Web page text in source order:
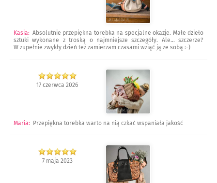
Kasia: Absolutnie przepiękna torebka na specjalne okazje. Małe dzieło
sztuki wykonane z troską o najmniejsze szczegóły. Ale... szczerze?
W zupełnie zwykły dzień też zamierzam czasami wziąć ją ze sobą :-)
17 czerwca 2026
Maria: Przepiękna torebka warto na nią czkać wspaniała jakość
7 maja 2023